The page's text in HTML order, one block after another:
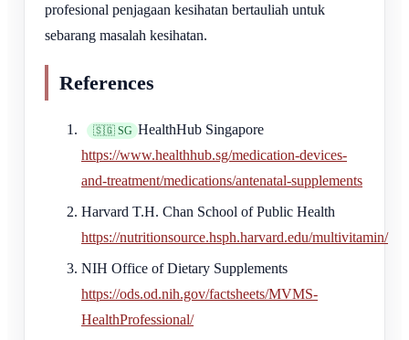
profesional penjagaan kesihatan bertauliah untuk
sebarang masalah kesihatan.
References
🇸🇬 SG HealthHub Singapore
https://www.healthhub.sg/medication-devices-
and-treatment/medications/antenatal-supplements
Harvard T.H. Chan School of Public Health
https://nutritionsource.hsph.harvard.edu/multivitamin/
NIH Office of Dietary Supplements
https://ods.od.nih.gov/factsheets/MVMS-
HealthProfessional/